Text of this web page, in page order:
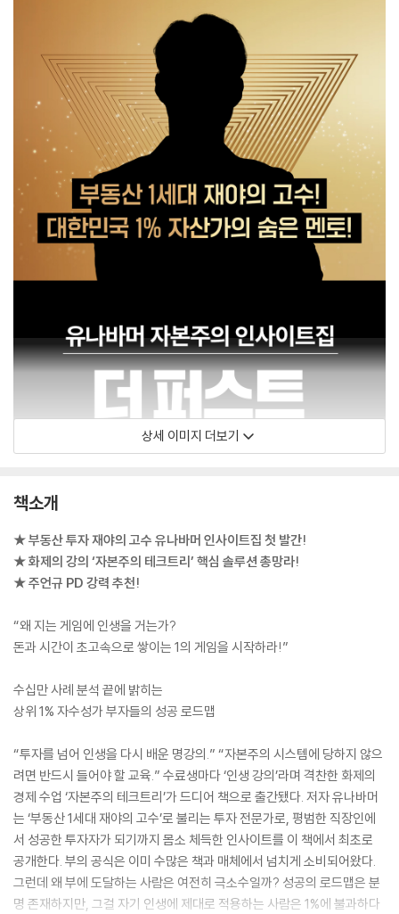
상세 이미지 더보기
책소개
★ 부동산 투자 재야의 고수 유나바머 인사이트집 첫 발간!
★ 화제의 강의 ‘자본주의 테크트리’ 핵심 솔루션 총망라!
★ 주언규 PD 강력 추천!
“왜 지는 게임에 인생을 거는가?
돈과 시간이 초고속으로 쌓이는 1의 게임을 시작하라!”
수십만 사례 분석 끝에 밝히는
상위 1% 자수성가 부자들의 성공 로드맵
“투자를 넘어 인생을 다시 배운 명강의.” “자본주의 시스템에 당하지 않으
려면 반드시 들어야 할 교육.” 수료생마다 ‘인생 강의’라며 격찬한 화제의
경제 수업 ‘자본주의 테크트리’가 드디어 책으로 출간됐다. 저자 유나바머
는 ‘부동산 1세대 재야의 고수’로 불리는 투자 전문가로, 평범한 직장인에
서 성공한 투자자가 되기까지 몸소 체득한 인사이트를 이 책에서 최초로
공개한다. 부의 공식은 이미 수많은 책과 매체에서 넘치게 소비되어왔다.
그런데 왜 부에 도달하는 사람은 여전히 극소수일까? 성공의 로드맵은 분
명 존재하지만, 그걸 자기 인생에 제대로 적용하는 사람은 1%에 불과하다